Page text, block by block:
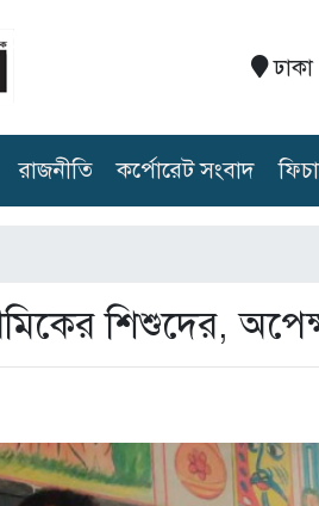
ঢাকা
রাজনীতি কর্পোরেট সংবাদ
শিশুদের,